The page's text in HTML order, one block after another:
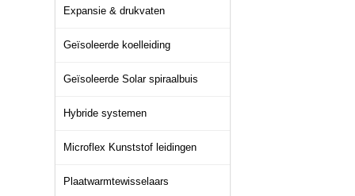
Expansie & drukvaten
Geïsoleerde koelleiding
Geïsoleerde Solar spiraalbuis
Hybride systemen
Microflex Kunststof leidingen
Plaatwarmtewisselaars